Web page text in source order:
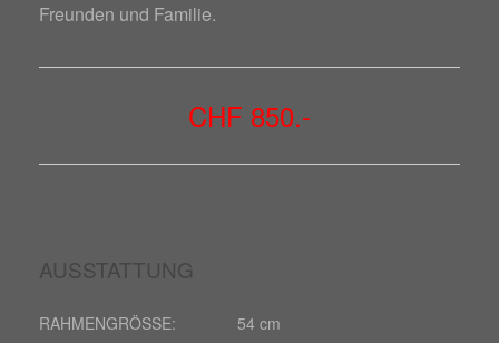
Freunden und Familie.
CHF 850.-
AUSSTATTUNG
RAHMENGRÖSSE:
54 cm